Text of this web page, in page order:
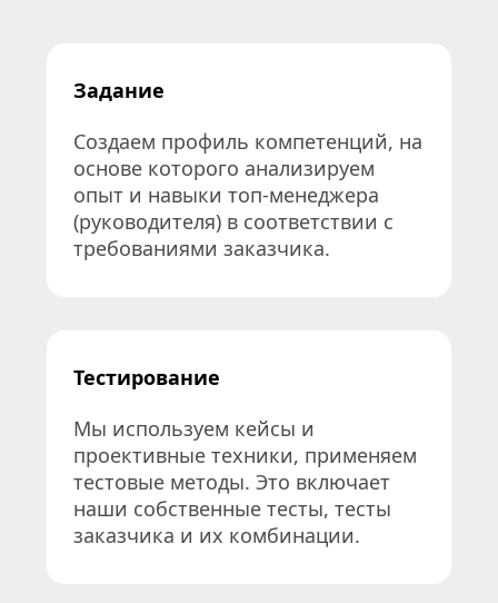
Задание
Создаем профиль компетенций, на
основе которого анализируем
опыт и навыки топ-менеджера
(руководителя) в соответствии с
требованиями заказчика.
Тестирование
Мы используем кейсы и
проективные техники, применяем
тестовые методы. Это включает
наши собственные тесты, тесты
заказчика и их комбинации.